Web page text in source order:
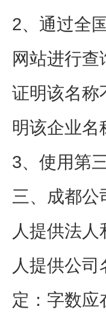
2、通过全
网站进行
证明该名称
明该企业名
3、使用第
三、成都公
人提供法
人提供公
定：字数应